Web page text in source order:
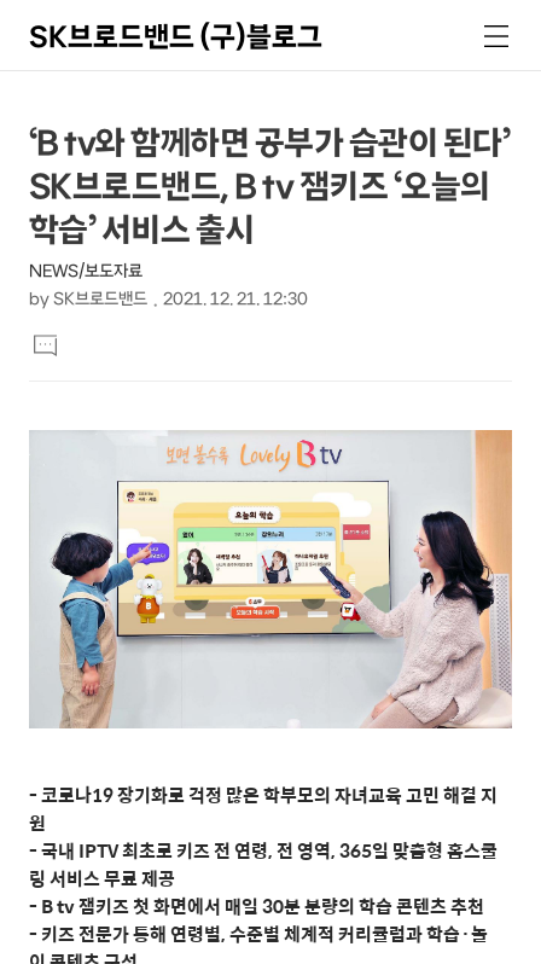
SK브로드밴드 (구)블로그
색
메
뉴
상
세
컨
텐
츠
본
문
제
목
‘B tv와 함께하면 공부가 습관이 된다’
SK브로드밴드, B tv 잼키즈 ‘오늘의
학습’ 서비스 출시
NEWS/보도자료
by SK브로드밴드 2021. 12. 21. 12:30
문
댓
글
- 코로나19 장기화로 걱정 많은 학부모의 자녀교육 고민 해결 지
원
- 국내 IPTV 최초로 키즈 전 연령, 전 영역, 365일 맞춤형 홈스쿨
링 서비스 무료 제공
- B tv 잼키즈 첫 화면에서 매일 30분 분량의 학습 콘텐츠 추천
- 키즈 전문가 통해 연령별, 수준별 체계적 커리큘럼과 학습·놀